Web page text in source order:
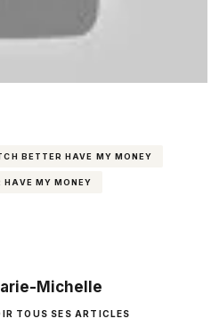
BETTER HAVE MY MONEY
HAVE MY MONEY
Michelle
TOUS SES ARTICLES